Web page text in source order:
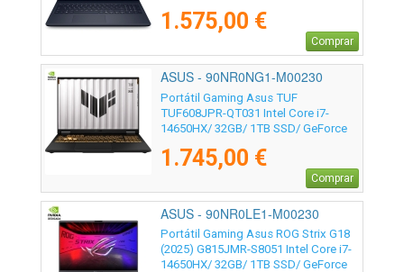
1.575,00 €
Comprar
ASUS - 90NR0NG1-M00230
Portátil Gaming Asus TUF
TUF608JPR-QT031 Intel Core i7-
14650HX/ 32GB/ 1TB SSD/ GeForce
1.745,00 €
Comprar
ASUS - 90NR0LE1-M00230
Portátil Gaming Asus ROG Strix G18
(2025) G815JMR-S8051 Intel Core i7-
14650HX/ 32GB/ 1TB SSD/ GeForce